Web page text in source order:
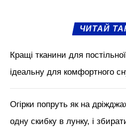
ЧИТАЙ
Кращі тканини для
ідеальну для комфортного
Огірки попруть як на
одну скибку в лунку, і